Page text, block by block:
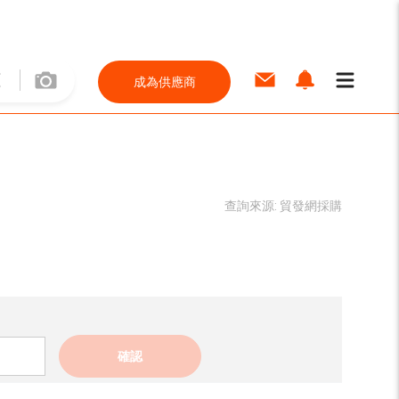
成為供應商
查詢來源: 貿發網採購
確認